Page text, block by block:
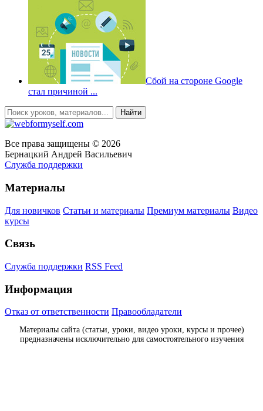
Сбой на стороне Google
стал причиной ...
Все права защищены © 2026
Бернацкий Андрей Васильевич
Служба поддержки
Материалы
Для новичков Статьи и материалы Премиум материалы Видео
курсы
Связь
Служба поддержки RSS Feed
Информация
Отказ от ответственности Правообладатели
Материалы сайта (статьи, уроки, видео уроки, курсы и прочее)
предназначены исключительно для самостоятельного изучения